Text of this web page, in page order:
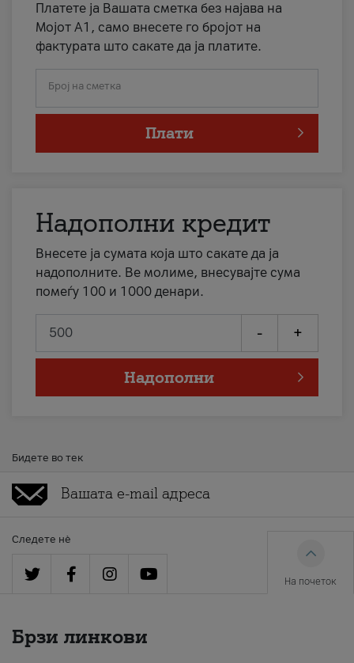
Платете ја Вашата сметка без најава на
Мојот А1, само внесете го бројот на
фактурата што сакате да ја платите.
Број на сметка
Плати
Надополни кредит
Внесете ја сумата која што сакате да ја
надополните. Ве молиме, внесувајте сума
помеѓу 100 и 1000 денари.
- +
Надополни
Бидете во тек
Следете нè
На почеток
Брзи линкови